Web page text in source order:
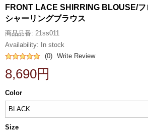
FRONT LACE SHIRRING BLOUSE/
シャーリングブラウス
商品品番: 21ss011
Availability: In stock
(0) Write Review
8,690円
Color
Size